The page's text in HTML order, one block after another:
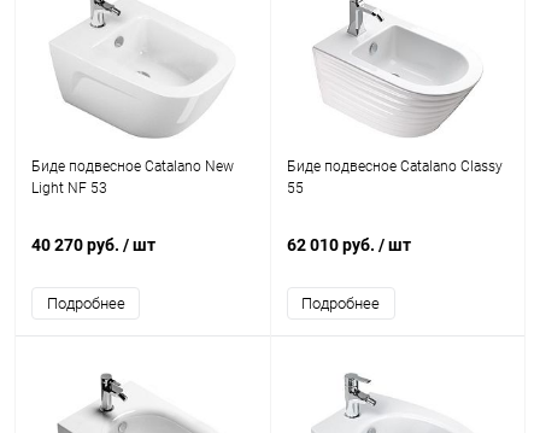
Биде подвесное Catalano New
Light NF 53
40 270 руб. / шт
Подробнее
Биде подвесное Catalano Classy
55
62 010 руб. / шт
Подробнее